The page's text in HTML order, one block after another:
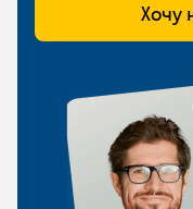
Хочу